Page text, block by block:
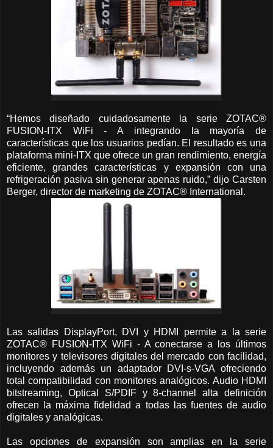
“Hemos diseñado cuidadosamente la serie ZOTAC®
FUSION-ITX WiFi - A integrando la mayoría de
características que los usuarios pedían. El resultado es una
plataforma mini-ITX que ofrece un gran rendimiento, energía
eficiente, grandes características y expansión con una
refrigeración pasiva sin generar apenas ruido,” dijo Carsten
Berger, director de marketing de ZOTAC® International.
Las salidas DisplayPort, DVI y HDMI permite a la serie
ZOTAC® FUSION-ITX WiFi - A conectarse a los últimos
monitores y televisores digitales del mercado con facilidad,
incluyendo además un adaptador DVI-s-VGA ofreciendo
total compatibilidad con monitores analógicos. Audio HDMI
bitstreaming, Optical S/PDIF y 8-channel alta definición
ofrecen la máxima fidelidad a todas las fuentes de audio
digitales y analógicas.
Las opciones de expansión son amplias en la serie